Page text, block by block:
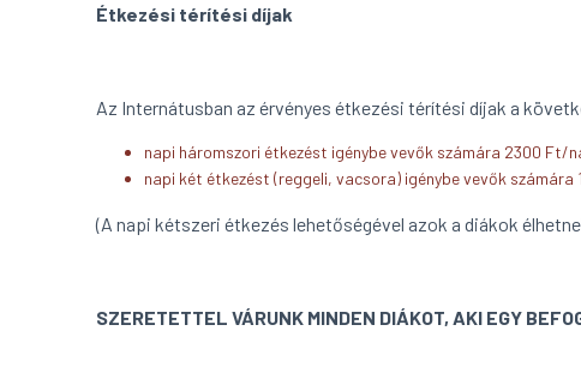
Étkezési térítési díjak
Az Internátusban az érvényes étkezési térítési díjak a
napi háromszori étkezést igénybe vevők számára 2300 Ft/
napi két étkezést (reggeli, vacsora) igénybe vevők számára
(A napi kétszeri étkezés lehetőségével azok a diákok
SZERETETTEL VÁRUNK MINDEN DIÁKOT, AKI EGY